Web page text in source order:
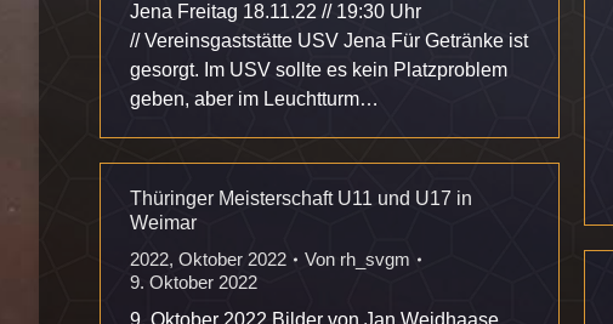
Jena Freitag 18.11.22 // 19:30 Uhr
// Vereinsgaststätte USV Jena Für Getränke ist
gesorgt. Im USV sollte es kein Platzproblem
geben, aber im Leuchtturm…
Thüringer Meisterschaft U11 und U17 in
Weimar
2022, Oktober 2022 Von rh_svgm
9. Oktober 2022
9. Oktober 2022 Bilder von Jan Weidhaase